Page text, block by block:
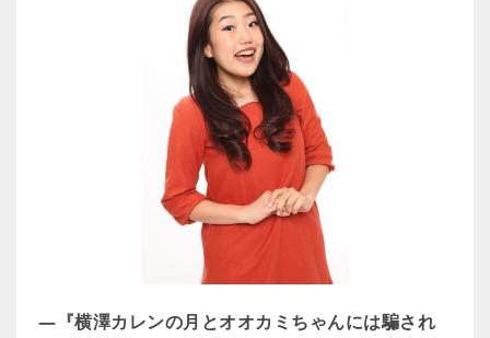
―『横澤カレンの月とオオカミちゃんには騙され